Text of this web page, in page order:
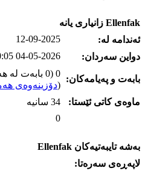
Ellenfak زانیاری یانه‌
ئه‌ندامه‌ له‌:
12-09-2025
دواین سه‌ردان:
04-05-2026 10:05 PM
بابه‌ت و په‌یامه‌کان:
0 (0 بابه‌ت له‌ هه‌رۆژێك | 0 له‌ هه‌موو بابه‌ته‌كان)
(دۆزینه‌وه‌ی
ماوه‌ی كاتی ئێستا:
34 سانیه‌
0
به‌شه‌ تایبه‌تیه‌کان Ellenfak
لاپه‌ڕه‌ی سه‌ره‌تا: